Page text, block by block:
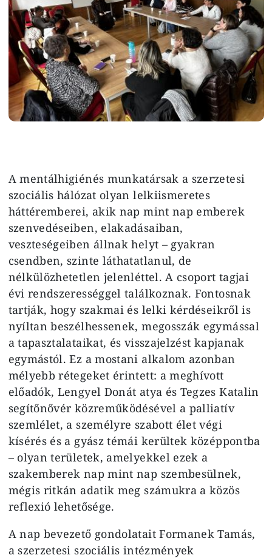
A mentálhigiénés munkatársak a szerzetesi
szociális hálózat olyan lelkiismeretes
háttéremberei, akik nap mint nap emberek
szenvedéseiben, elakadásaiban,
veszteségeiben állnak helyt – gyakran
csendben, szinte láthatatlanul, de
nélkülözhetetlen jelenléttel. A csoport tagjai
évi rendszerességgel találkoznak. Fontosnak
tartják, hogy szakmai és lelki kérdéseikről is
nyíltan beszélhessenek, megosszák egymással
a tapasztalataikat, és visszajelzést kapjanak
egymástól. Ez a mostani alkalom azonban
mélyebb rétegeket érintett: a meghívott
előadók, Lengyel Donát atya és Tegzes Katalin
segítőnővér közreműködésével a palliatív
szemlélet, a személyre szabott élet végi
kísérés és a gyász témái kerültek középpontba
– olyan területek, amelyekkel ezek a
szakemberek nap mint nap szembesülnek,
mégis ritkán adatik meg számukra a közös
reflexió lehetősége.
A nap bevezető gondolatait Formanek Tamás,
a szerzetesi szociális intézmények